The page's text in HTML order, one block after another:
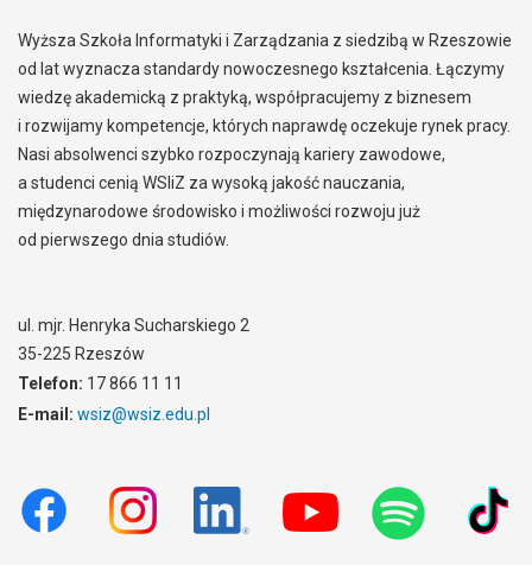
Wyższa Szkoła Informatyki i Zarządzania z siedzibą w Rzeszowie
od lat wyznacza standardy nowoczesnego kształcenia. Łączymy
wiedzę akademicką z praktyką, współpracujemy z biznesem
i rozwijamy kompetencje, których naprawdę oczekuje rynek pracy.
Nasi absolwenci szybko rozpoczynają kariery zawodowe,
a studenci cenią WSIiZ za wysoką jakość nauczania,
międzynarodowe środowisko i możliwości rozwoju już
od pierwszego dnia studiów.
ul. mjr. Henryka Sucharskiego 2
35-225 Rzeszów
Telefon: 17 866 11 11
E-mail: wsiz@wsiz.edu.pl